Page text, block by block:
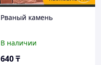
Рваный камень
В наличии
640₸